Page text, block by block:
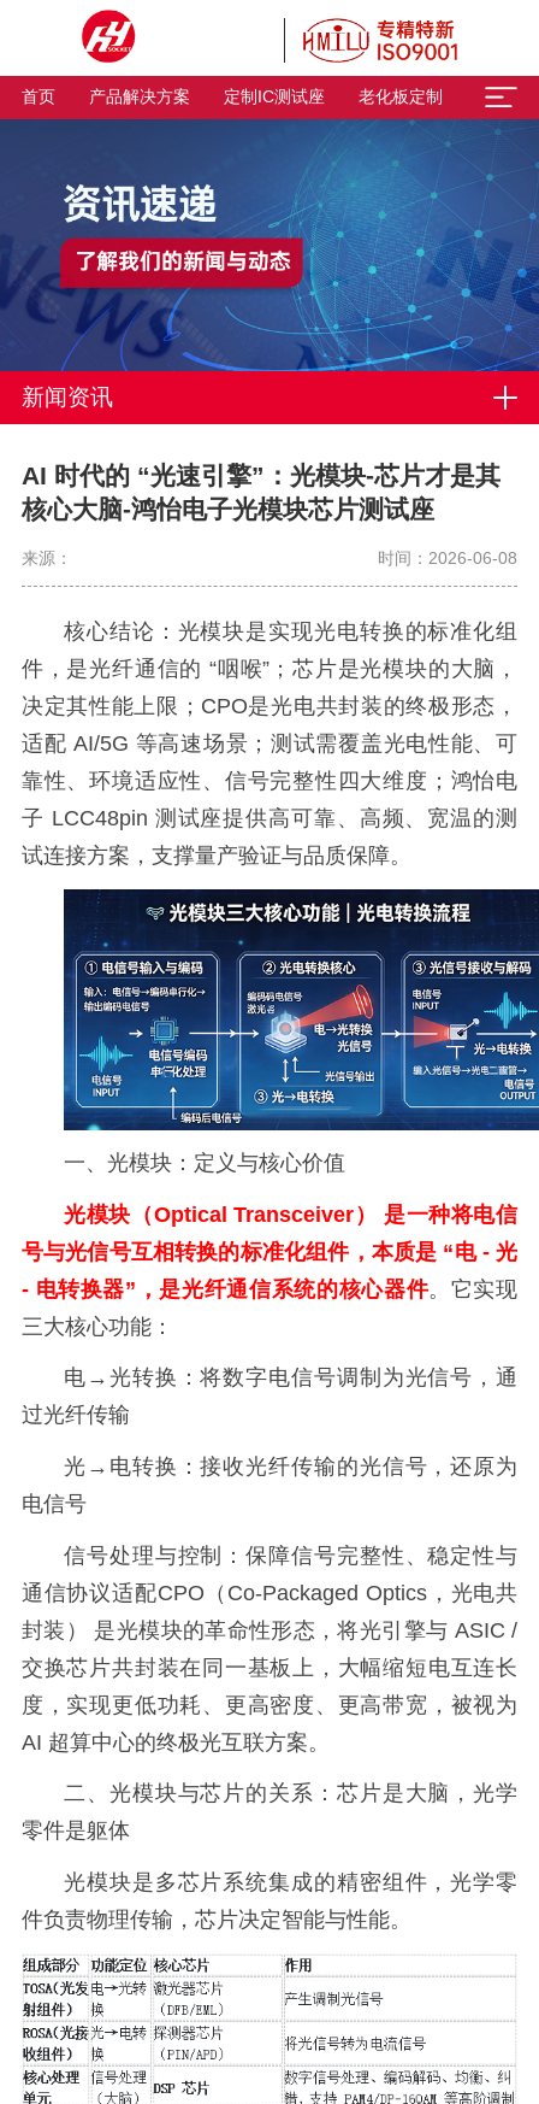
首页 产品解决方案 定制IC测试座 老化板定制
新闻资讯
AI 时代的 “光速引擎”：光模块-芯片才是其
核心大脑-鸿怡电子光模块芯片测试座
来源： 时间：2026-06-08
核心结论：光模块是实现光电转换的标准化组
件，是光纤通信的 “咽喉”；芯片是光模块的大脑，
决定其性能上限；CPO是光电共封装的终极形态，
适配 AI/5G 等高速场景；测试需覆盖光电性能、可
靠性、环境适应性、信号完整性四大维度；鸿怡电
子 LCC48pin 测试座提供高可靠、高频、宽温的测
试连接方案，支撑量产验证与品质保障。
一、光模块：定义与核心价值
光模块（Optical Transceiver） 是一种将电信
号与光信号互相转换的标准化组件，本质是 “电 - 光
- 电转换器”，是光纤通信系统的核心器件。它实现
三大核心功能：
电→光转换：将数字电信号调制为光信号，通
过光纤传输
光→电转换：接收光纤传输的光信号，还原为
电信号
信号处理与控制：保障信号完整性、稳定性与
通信协议适配CPO（Co-Packaged Optics，光电共
封装） 是光模块的革命性形态，将光引擎与 ASIC /
交换芯片共封装在同一基板上，大幅缩短电互连长
度，实现更低功耗、更高密度、更高带宽，被视为
AI 超算中心的终极光互联方案。
二、光模块与芯片的关系：芯片是大脑，光学
零件是躯体
光模块是多芯片系统集成的精密组件，光学零
件负责物理传输，芯片决定智能与性能。